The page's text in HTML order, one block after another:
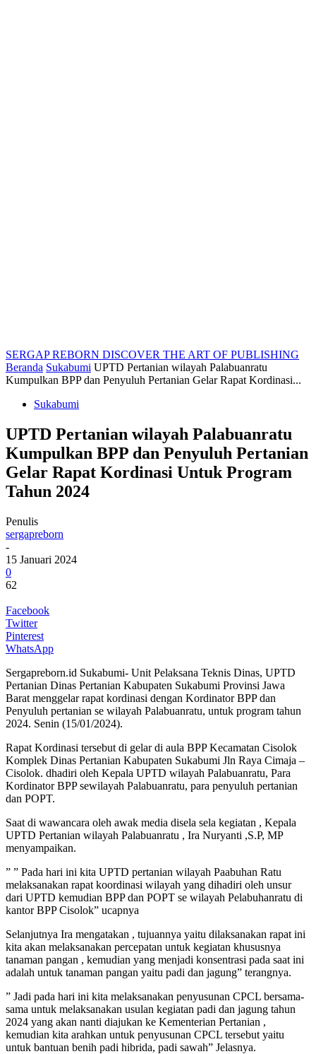
SERGAP REBORN DISCOVER THE ART OF PUBLISHING
Beranda Sukabumi UPTD Pertanian wilayah Palabuanratu
Kumpulkan BPP dan Penyuluh Pertanian Gelar Rapat Kordinasi...
Sukabumi
UPTD Pertanian wilayah Palabuanratu
Kumpulkan BPP dan Penyuluh Pertanian
Gelar Rapat Kordinasi Untuk Program
Tahun 2024
Penulis
sergapreborn
-
15 Januari 2024
0
62
Facebook
Twitter
Pinterest
WhatsApp
Sergapreborn.id Sukabumi- Unit Pelaksana Teknis Dinas, UPTD
Pertanian Dinas Pertanian Kabupaten Sukabumi Provinsi Jawa
Barat menggelar rapat kordinasi dengan Kordinator BPP dan
Penyuluh pertanian se wilayah Palabuanratu, untuk program tahun
2024. Senin (15/01/2024).
Rapat Kordinasi tersebut di gelar di aula BPP Kecamatan Cisolok
Komplek Dinas Pertanian Kabupaten Sukabumi Jln Raya Cimaja –
Cisolok. dhadiri oleh Kepala UPTD wilayah Palabuanratu, Para
Kordinator BPP sewilayah Palabuanratu, para penyuluh pertanian
dan POPT.
Saat di wawancara oleh awak media disela sela kegiatan , Kepala
UPTD Pertanian wilayah Palabuanratu , Ira Nuryanti ,S.P, MP
menyampaikan.
” ” Pada hari ini kita UPTD pertanian wilayah Paabuhan Ratu
melaksanakan rapat koordinasi wilayah yang dihadiri oleh unsur
dari UPTD kemudian BPP dan POPT se wilayah Pelabuhanratu di
kantor BPP Cisolok” ucapnya
Selanjutnya Ira mengatakan , tujuannya yaitu dilaksanakan rapat ini
kita akan melaksanakan percepatan untuk kegiatan khususnya
tanaman pangan , kemudian yang menjadi konsentrasi pada saat ini
adalah untuk tanaman pangan yaitu padi dan jagung” terangnya.
” Jadi pada hari ini kita melaksanakan penyusunan CPCL bersama-
sama untuk melaksanakan usulan kegiatan padi dan jagung tahun
2024 yang akan nanti diajukan ke Kementerian Pertanian ,
kemudian kita arahkan untuk penyusunan CPCL tersebut yaitu
untuk bantuan benih padi hibrida, padi sawah” Jelasnya.